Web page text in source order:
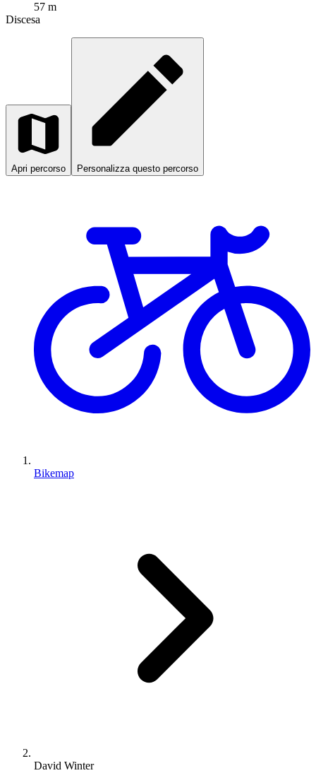
57 m
Discesa
Apri percorso Personalizza questo percorso
Bikemap
David Winter